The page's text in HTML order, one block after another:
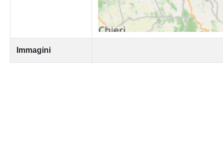
Immagini